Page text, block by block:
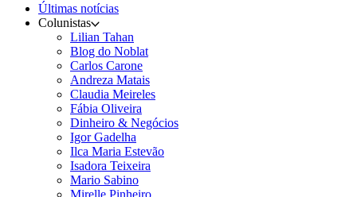
Últimas notícias
Colunistas
Lilian Tahan
Blog do Noblat
Carlos Carone
Andreza Matais
Claudia Meireles
Fábia Oliveira
Dinheiro & Negócios
Igor Gadelha
Ilca Maria Estevão
Isadora Teixeira
Mario Sabino
Mirelle Pinheiro